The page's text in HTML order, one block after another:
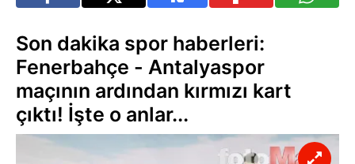
Son dakika spor haberleri:
Fenerbahçe - Antalyaspor
maçının ardından kırmızı kart
çıktı! İşte o anlar...